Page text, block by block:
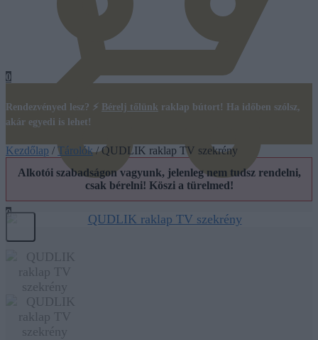
0
0
Rendezvényed lesz? ⚡ Bérelj tőlünk raklap bútort! Ha időben szólsz,
akár egyedi is lehet!
Kezdőlap / Tárolók/QUDLIK raklap TV szekrény
Alkotói szabadságon vagyunk, jelenleg nem tudsz rendelni,
csak bérelni! Köszi a türelmed!